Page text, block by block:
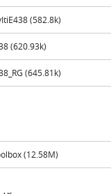
(582.8k)
(620.93k)
(645.81k)
(12.58M)